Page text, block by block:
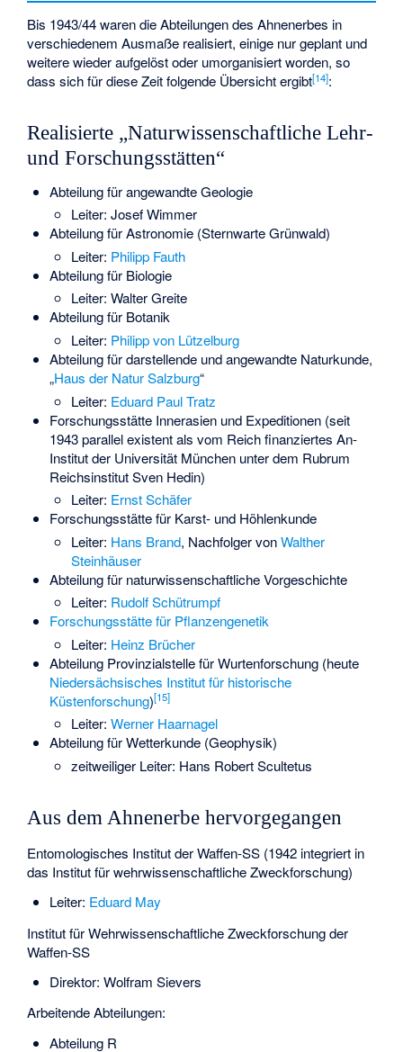
Bis 1943/44 waren die Abteilungen des Ahnenerbes in
verschiedenem Ausmaße realisiert, einige nur geplant und
weitere wieder aufgelöst oder umorganisiert worden, so
dass sich für diese Zeit folgende Übersicht ergibt[14]:
Realisierte „Naturwissenschaftliche Lehr-
und Forschungsstätten“
Abteilung für angewandte Geologie
Leiter:Josef Wimmer
Abteilung für Astronomie (Sternwarte Grünwald)
Leiter: Philipp Fauth
Abteilung für Biologie
Leiter:Walter Greite
Abteilung für Botanik
Leiter: Philipp von Lützelburg
Abteilung für darstellende und angewandte Naturkunde,
„Haus der Natur Salzburg“
Leiter: Eduard Paul Tratz
Forschungsstätte Innerasien und Expeditionen (seit
1943 parallel existent als vom Reich finanziertes An-
Institut der Universität München unter dem Rubrum
Reichsinstitut Sven Hedin)
Leiter: Ernst Schäfer
Forschungsstätte für Karst- und Höhlenkunde
Leiter: Hans Brand, Nachfolger vonWalther
Steinhäuser
Abteilung für naturwissenschaftliche Vorgeschichte
Leiter: Rudolf Schütrumpf
Forschungsstätte für Pflanzengenetik
Leiter: Heinz Brücher
Abteilung Provinzialstelle für Wurtenforschung (heute
Niedersächsisches Institut für historische
Küstenforschung)[15]
Leiter:Werner Haarnagel
Abteilung für Wetterkunde (Geophysik)
zeitweiliger Leiter: Hans Robert Scultetus
Aus dem Ahnenerbe hervorgegangen
Entomologisches Institut der Waffen-SS (1942 integriert in
das Institut für wehrwissenschaftliche Zweckforschung)
Leiter: Eduard May
Institut für Wehrwissenschaftliche Zweckforschung der
Waffen-SS
Direktor: Wolfram Sievers
Arbeitende Abteilungen:
Abteilung R